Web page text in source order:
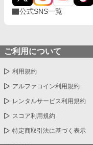
公式SNS一覧
ご利用について
利用規約
アルファコイン利用規約
レンタルサービス利用規約
スコア利用規約
特定商取引法に基づく表示